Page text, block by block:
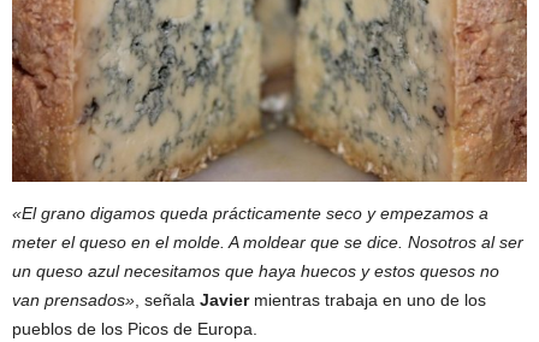
«El grano digamos queda prácticamente seco y empezamos a
meter el queso en el molde. A moldear que se dice. Nosotros al ser
un queso azul necesitamos que haya huecos y estos quesos no
van prensados» , señala Javier mientras trabaja en uno de los
pueblos de los Picos de Europa.